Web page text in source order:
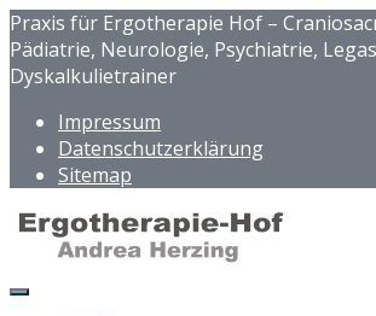
Praxis für Ergotherapie Hof –
Pädiatrie, Neurologie, Psychiatrie,
Dyskalkulietrainer
Impressum
Datenschutzerklärung
Sitemap